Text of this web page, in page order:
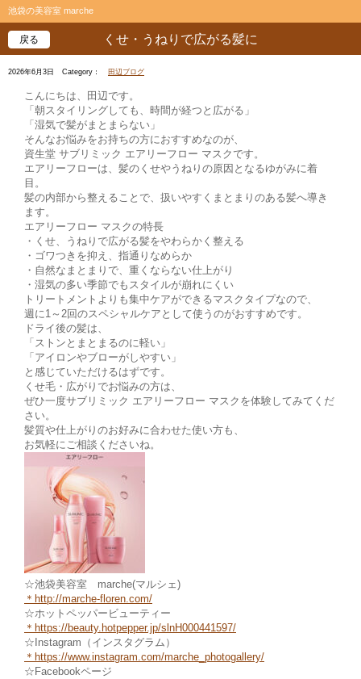
池袋の美容室 marche
くせ・うねりで広がる髪に
戻る
2026年6月3日 Category： 田辺ブログ
こんにちは、田辺です。
「朝スタイリングしても、時間が経つと広がる」
「湿気で髪がまとまらない」
そんなお悩みをお持ちの方におすすめなのが、
資生堂 サブリミック エアリーフロー マスクです。
エアリーフローは、髪のくせやうねりの原因となるゆがみに着
目。
髪の内部から整えることで、扱いやすくまとまりのある髪へ導き
ます。
エアリーフロー マスクの特長
・くせ、うねりで広がる髪をやわらかく整える
・ゴワつきを抑え、指通りなめらか
・自然なまとまりで、重くならない仕上がり
・湿気の多い季節でもスタイルが崩れにくい
トリートメントよりも集中ケアができるマスクタイプなので、
週に1～2回のスペシャルケアとして使うのがおすすめです。
ドライ後の髪は、
「ストンとまとまるのに軽い」
「アイロンやブローがしやすい」
と感じていただけるはずです。
くせ毛・広がりでお悩みの方は、
ぜひ一度サブリミック エアリーフロー マスクを体験してみてくだ
さい。
髪質や仕上がりのお好みに合わせた使い方も、
お気軽にご相談くださいね。
☆池袋美容室 marche(マルシェ)
＊http://marche-floren.com/
☆ホットペッパービューティー
＊https://beauty.hotpepper.jp/slnH000441597/
☆Instagram（インスタグラム）
＊https://www.instagram.com/marche_photogallery/
☆Facebookページ